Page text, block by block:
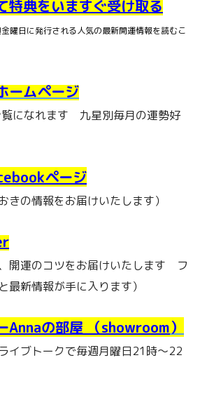
特典をいますぐ受け取る
曜日に発行される人気の最新開運情報を読むこ
ームページ
になれます 九星別毎月の運勢好
ページ
きの情報をお届けいたします）
開運のコツをお届けいたします フ
最新情報が手に入ります）
Annaの部屋 （showroom）
イブトークで毎週月曜日21時～22